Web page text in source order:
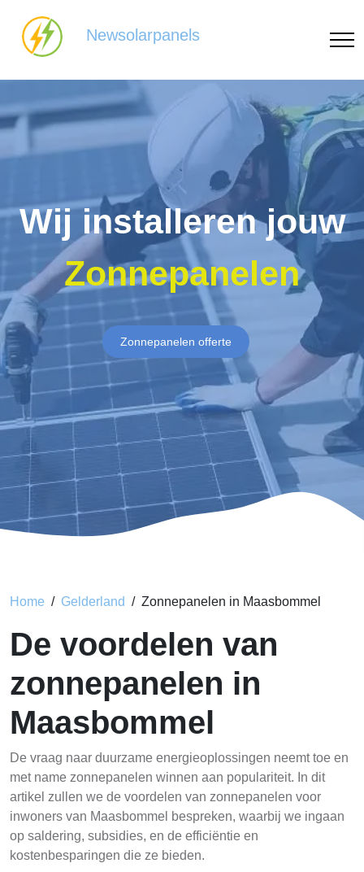
Newsolarpanels
Wij installeren jouw
Zonnepanelen
Zonnepanelen offerte
Home Gelderland Zonnepanelen in Maasbommel
De voordelen van
zonnepanelen in
Maasbommel
De vraag naar duurzame energieoplossingen neemt toe en
met name zonnepanelen winnen aan populariteit. In dit
artikel zullen we de voordelen van zonnepanelen voor
inwoners van Maasbommel bespreken, waarbij we ingaan
op saldering, subsidies, en de efficiëntie en
kostenbesparingen die ze bieden.